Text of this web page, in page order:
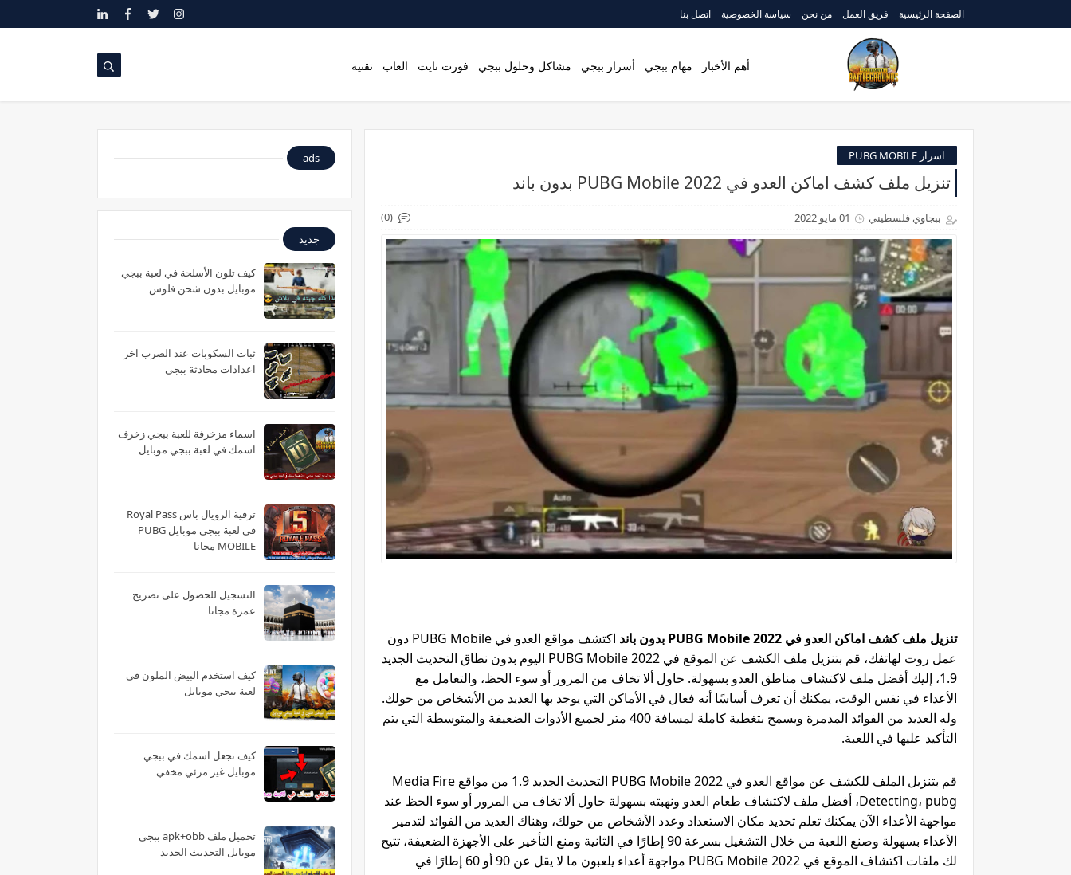
الصفحة الرئيسية فريق العمل من نحن سياسة الخصوصية اتصل بنا
أهم الأخبار مهام ببجي أسرار ببجي مشاكل وحلول ببجي فورت نايت العاب تقنية
اسرار PUBG MOBILE
تنزيل ملف كشف اماكن العدو في PUBG Mobile 2022 بدون باند
ببجاوي فلسطيني 01 مايو 2022 (0)
تنزيل ملف كشف اماكن العدو في PUBG Mobile 2022 بدون باند
اكتشف مواقع العدو في PUBG Mobile دون
عمل روت لهاتفك، قم بتنزيل ملف الكشف عن الموقع في PUBG Mobile 2022 اليوم بدون نطاق التحديث الجديد
1.9، إليك أفضل ملف لاكتشاف مناطق العدو بسهولة. حاول ألا تخاف من المرور أو سوء الحظ، والتعامل مع
الأعداء في نفس الوقت، يمكنك أن تعرف أساسًا أنه فعال في الأماكن التي يوجد بها العديد من الأشخاص من حولك.
وله العديد من الفوائد المدمرة ويسمح بتغطية كاملة لمسافة 400 متر لجميع الأدوات الضعيفة والمتوسطة التي يتم
التأكيد عليها في اللعبة.
قم بتنزيل الملف للكشف عن مواقع العدو في PUBG Mobile 2022 التحديث الجديد 1.9 من مواقع Media Fire
Detecting، pubg، أفضل ملف لاكتشاف طعام العدو ونهبته بسهولة حاول ألا تخاف من المرور أو سوء الحظ عند
مواجهة الأعداء الآن يمكنك تعلم تحديد مكان الاستعداد وعدد الأشخاص من حولك، وهناك العديد من الفوائد لتدمير
الأعداء بسهولة وصنع اللعبة من خلال التشغيل بسرعة 90 إطارًا في الثانية ومنع التأخير على الأجهزة الضعيفة، تتيح
لك ملفات اكتشاف الموقع في PUBG Mobile 2022 مواجهة أعداء يلعبون ما لا يقل عن 90 أو 60 إطارًا في
ads
جديد
كيف تلون الأسلحة في لعبة ببجي
موبايل بدون شحن فلوس
ثبات السكوبات عند الضرب اخر
اعدادات محادثة ببجي
اسماء مزخرفة للعبة ببجي زخرف
اسمك في لعبة ببجي موبايل
ترقية الرويال باس Royal Pass
في لعبة ببجي موبايل PUBG
MOBILE مجانا
التسجيل للحصول على تصريح
عمرة مجانا
كيف استخدم البيض الملون في
لعبة ببجي موبايل
كيف تجعل اسمك في ببجي
موبايل غير مرئي مخفي
تحميل ملف apk+obb ببجي
موبايل التحديث الجديد